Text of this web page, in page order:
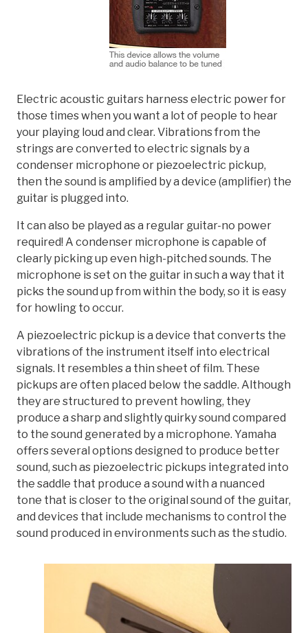
Electric acoustic guitars harness electric power for
those times when you want a lot of people to hear
your playing loud and clear. Vibrations from the
strings are converted to electric signals by a
condenser microphone or piezoelectric pickup,
then the sound is amplified by a device (amplifier) the
guitar is plugged into.
It can also be played as a regular guitar-no power
required! A condenser microphone is capable of
clearly picking up even high-pitched sounds. The
microphone is set on the guitar in such a way that it
picks the sound up from within the body, so it is easy
for howling to occur.
A piezoelectric pickup is a device that converts the
vibrations of the instrument itself into electrical
signals. It resembles a thin sheet of film. These
pickups are often placed below the saddle. Although
they are structured to prevent howling, they
produce a sharp and slightly quirky sound compared
to the sound generated by a microphone. Yamaha
offers several options designed to produce better
sound, such as piezoelectric pickups integrated into
the saddle that produce a sound with a nuanced
tone that is closer to the original sound of the guitar,
and devices that include mechanisms to control the
sound produced in environments such as the studio.